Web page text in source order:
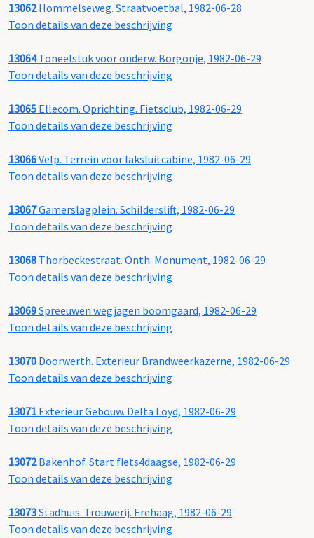
13062Hommelseweg. Straatvoetbal, 1982-06-28
Toon details van deze beschrijving
13064Toneelstuk voor onderw. Borgonje, 1982-06-29
Toon details van deze beschrijving
13065 Ellecom. Oprichting. Fietsclub, 1982-06-29
Toon details van deze beschrijving
13066Velp. Terrein voor laksluitcabine, 1982-06-29
Toon details van deze beschrijving
13067Gamerslagplein. Schilderslift, 1982-06-29
Toon details van deze beschrijving
13068 Thorbeckestraat. Onth. Monument, 1982-06-29
Toon details van deze beschrijving
13069Spreeuwen wegjagen boomgaard, 1982-06-29
Toon details van deze beschrijving
13070 Doorwerth. Exterieur Brandweerkazerne, 1982-06-29
Toon details van deze beschrijving
13071 Exterieur Gebouw. Delta Loyd, 1982-06-29
Toon details van deze beschrijving
13072Bakenhof. Start fiets4daagse, 1982-06-29
Toon details van deze beschrijving
13073Stadhuis. Trouwerij. Erehaag, 1982-06-29
Toon details van deze beschrijving